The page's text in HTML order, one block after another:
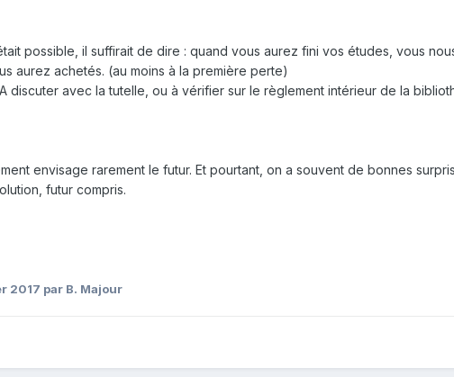
possible, il suffirait de dire : quand vous aurez fini vos études, vous
aurez achetés. (au moins à la première perte)
discuter avec la tutelle, ou à vérifier sur le règlement intérieur de la
envisage rarement le futur. Et pourtant, on a souvent de bonnes
futur compris.
2017 par B. Majour